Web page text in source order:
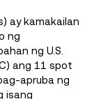
ay kamakailan
ng
ng U.S.
ang 11 spot
apruba ng
isang